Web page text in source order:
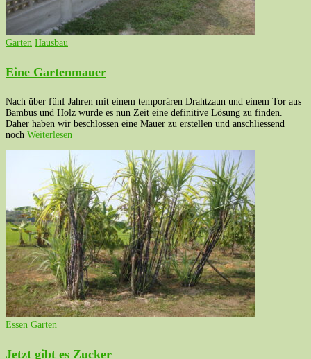
Garten Hausbau
Eine Gartenmauer
Nach über fünf Jahren mit einem temporären Drahtzaun und einem Tor aus
Bambus und Holz wurde es nun Zeit eine definitive Lösung zu finden.
Daher haben wir beschlossen eine Mauer zu erstellen und anschliessend
noch Weiterlesen
Essen Garten
Jetzt gibt es Zucker